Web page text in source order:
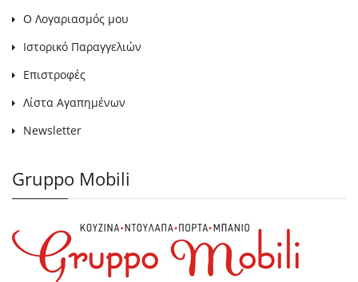
Ο Λογαριασμός μου
Ιστορικό Παραγγελιών
Επιστροφές
Λίστα Αγαπημένων
Newsletter
Gruppo Mobili